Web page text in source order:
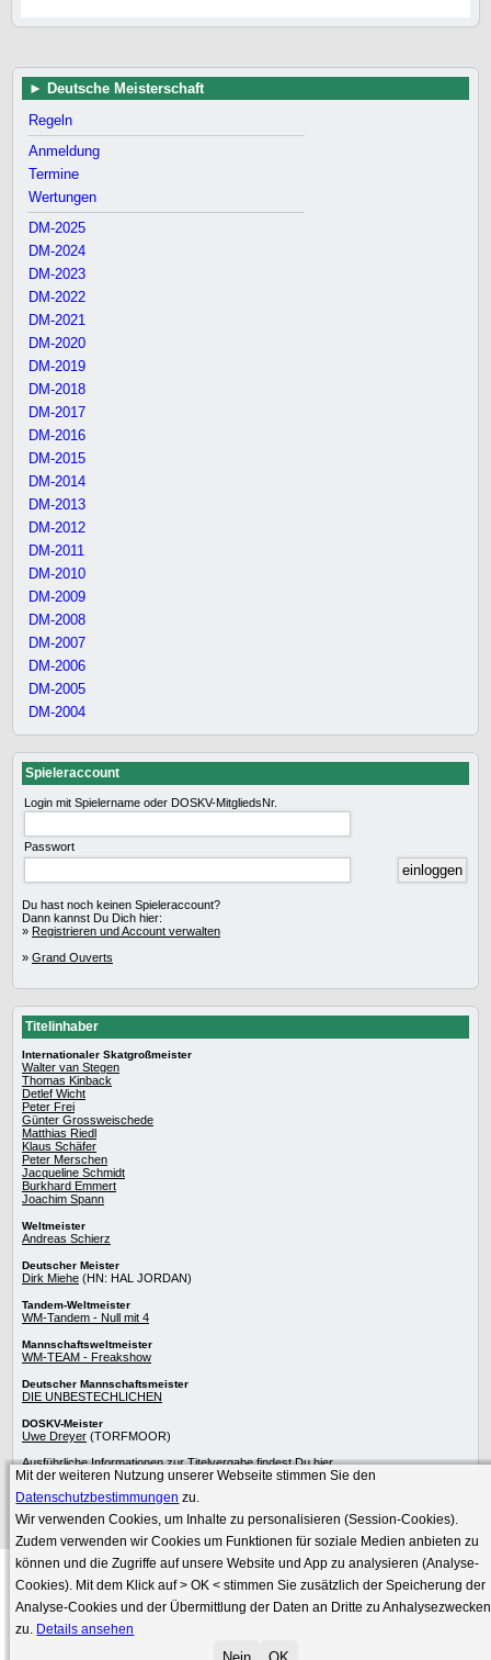
Deutsche Meisterschaft
Regeln
Anmeldung
Termine
Wertungen
DM-2025
DM-2024
DM-2023
DM-2022
DM-2021
DM-2020
DM-2019
DM-2018
DM-2017
DM-2016
DM-2015
DM-2014
DM-2013
DM-2012
DM-2011
DM-2010
DM-2009
DM-2008
DM-2007
DM-2006
DM-2005
DM-2004
Spieleraccount
Login mit Spielername oder DOSKV-MitgliedsNr.
Passwort
Du hast noch keinen Spieleraccount?
Dann kannst Du Dich hier:
» Registrieren und Account verwalten
» Grand Ouverts
Titelinhaber
Internationaler Skatgroßmeister
Walter van Stegen
Thomas Kinback
Detlef Wicht
Peter Frei
Günter Grossweischede
Matthias Riedl
Klaus Schäfer
Peter Merschen
Jacqueline Schmidt
Burkhard Emmert
Joachim Spann
Weltmeister
Andreas Schierz
Deutscher Meister
Dirk Miehe (HN: HAL JORDAN)
Tandem-Weltmeister
WM-Tandem - Null mit 4
Mannschaftsweltmeister
WM-TEAM - Freakshow
Deutscher Mannschaftsmeister
DIE UNBESTECHLICHEN
DOSKV-Meister
Uwe Dreyer (TORFMOOR)
Ausführliche Informationen zurTitelvergabefindest Duhier.
Die besten Skatspielerwerden im Skat-Netzwerk präsentiert.
»Skat-Spielen»Impressum» Datenschutz
© DOSKV (Deutscher online Skatverband e.V.)
Seitenanfang
Mit der weiteren Nutzung unserer Webseite stimmen Sie den
Datenschutzbestimmungen zu.
Wir verwenden Cookies, um Inhalte zu personalisieren (Session-Cookies).
Zudem verwenden wir Cookies um Funktionen für soziale Medien anbieten zu
können und die Zugriffe auf unsere Website und App zu analysieren (Analyse-
Cookies). Mit dem Klick auf> OK < stimmen Sie zusätzlich der Speicherung der
Analyse-Cookies und der Übermittlung der Daten an Dritte zu Anhalysezwecken
zu. Details ansehen